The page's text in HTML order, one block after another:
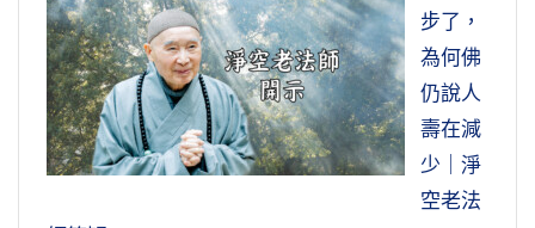
步了，
為何佛
仍說人
壽在減
少｜淨
空老法